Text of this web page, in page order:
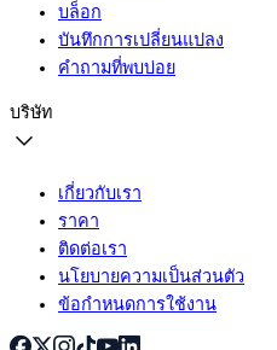
บล็อก
บันทึกการเปลี่ยนแปลง
คำถามที่พบบ่อย
บริษัท
เกี่ยวกับเรา
ราคา
ติดต่อเรา
นโยบายความเป็นส่วนตัว
ข้อกำหนดการใช้งาน